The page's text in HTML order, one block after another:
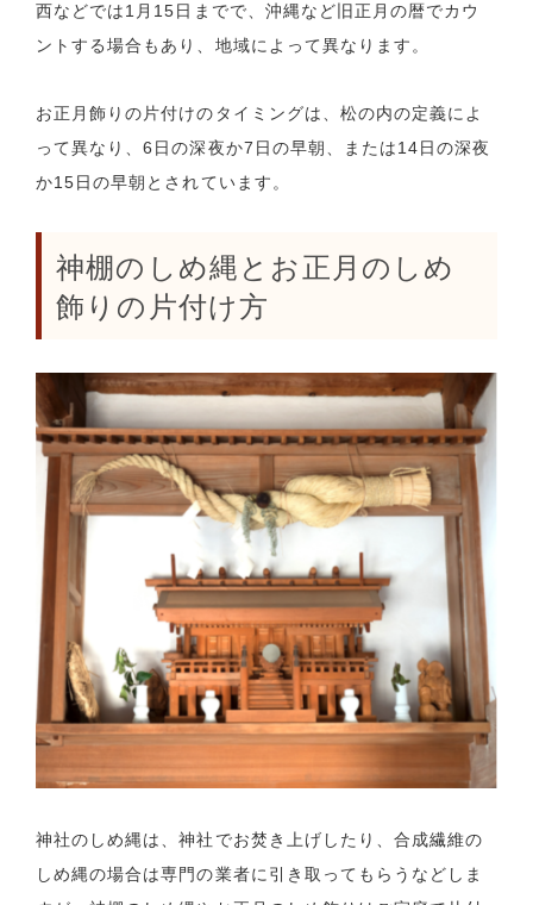
西などでは1月15日までで、沖縄など旧正月の暦でカウ
ントする場合もあり、地域によって異なります。
お正月飾りの片付けのタイミングは、松の内の定義によ
って異なり、6日の深夜か7日の早朝、または14日の深夜
か15日の早朝とされています。
神棚のしめ縄とお正月のしめ
飾りの片付け方
神社のしめ縄は、神社でお焚き上げしたり、合成繊維の
しめ縄の場合は専門の業者に引き取ってもらうなどしま